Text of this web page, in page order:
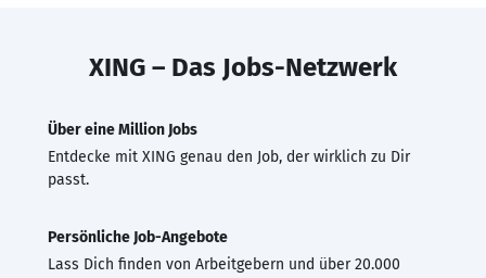
XING – Das Jobs-Netzwerk
Über eine Million Jobs
Entdecke mit XING genau den Job, der wirklich zu Dir
passt.
Persönliche Job-Angebote
Lass Dich finden von Arbeitgebern und über 20.000